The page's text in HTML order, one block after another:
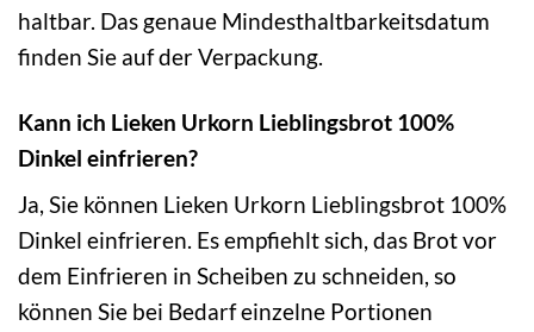
haltbar. Das genaue Mindesthaltbarkeitsdatum
finden Sie auf der Verpackung.
Kann ich Lieken Urkorn Lieblingsbrot 100%
Dinkel einfrieren?
Ja, Sie können Lieken Urkorn Lieblingsbrot 100%
Dinkel einfrieren. Es empfiehlt sich, das Brot vor
dem Einfrieren in Scheiben zu schneiden, so
können Sie bei Bedarf einzelne Portionen